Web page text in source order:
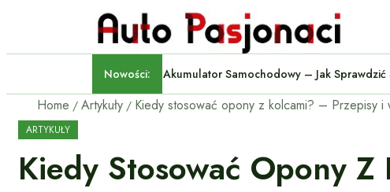
Nowości: Akumulator Samochodowy – Jak
Home Artykuły
ARTYKUŁY
Kiedy Stosować Opony